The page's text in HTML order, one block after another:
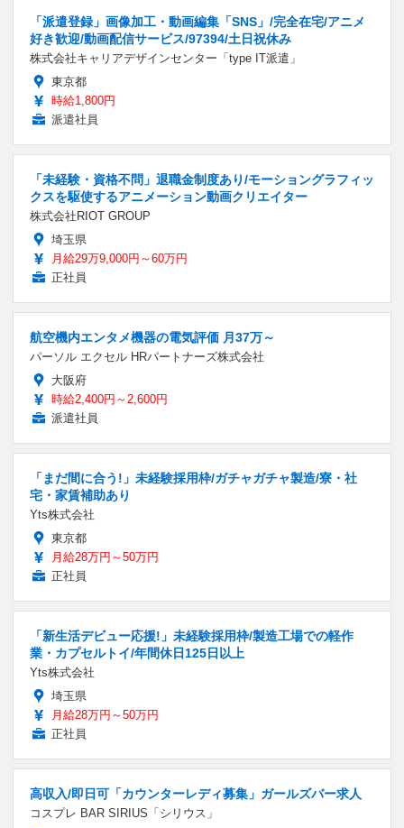
「派遣登録」画像加工・動画編集「SNS」/完全在宅/アニメ
好き歓迎/動画配信サービス/97394/土日祝休み
株式会社キャリアデザインセンター「type IT派遣」
東京都
時給1,800円
派遣社員
「未経験・資格不問」退職金制度あり/モーショングラフィッ
クスを駆使するアニメーション動画クリエイター
株式会社RIOT GROUP
埼玉県
月給29万9,000円～60万円
正社員
航空機内エンタメ機器の電気評価 月37万～
パーソル エクセル HRパートナーズ株式会社
大阪府
時給2,400円～2,600円
派遣社員
「まだ間に合う!」未経験採用枠/ガチャガチャ製造/寮・社
宅・家賃補助あり
Yts株式会社
東京都
月給28万円～50万円
正社員
「新生活デビュー応援!」未経験採用枠/製造工場での軽作
業・カプセルトイ/年間休日125日以上
Yts株式会社
埼玉県
月給28万円～50万円
正社員
高収入/即日可「カウンターレディ募集」ガールズバー求人
コスプレ BAR SIRIUS「シリウス」